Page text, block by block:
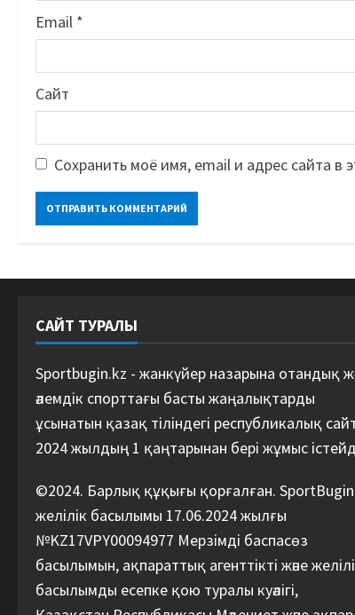
Email *
Сайт
Сохранить моё имя, email и адрес сайта
САЙТ ТУРАЛЫ
Sportbugin.kz - жанкүйер назарына отандық
әлемдік спорттағы басты жаңалықтарды
ұсынатын қазақ тіліндегі республикалық
2024 жылдың 1 қаңтарынан бері жұмыс
©2024. Барлық құқығы қорғалған.
желілік басылымы 17.06.2024 жылғы
№KZ17VPY00094977 Мерзімді баспасөз
басылымын, ақпараттық агенттікті және
басылымды есепке қою туралы куәлігі,